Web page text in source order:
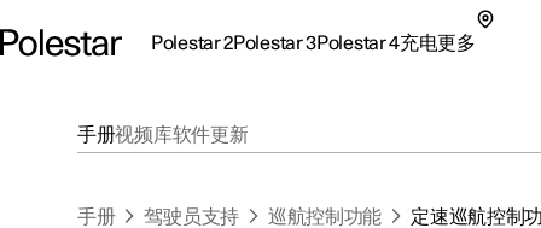
Polestar 2Polestar 3Polestar 4充电更多
手册视频库软件更新
手册 驾驶员支持 巡航控制功能 定速巡航控制